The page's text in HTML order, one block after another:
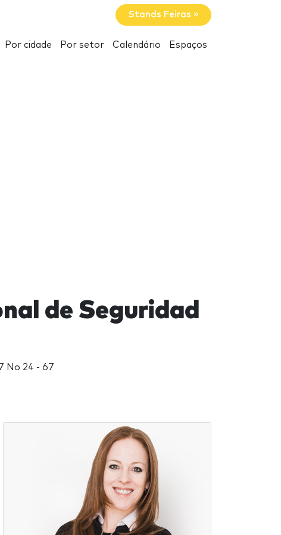
Stands Feiras »
Por cidade Por setor Calendário Espaços
de Seguridad
No 24 - 67